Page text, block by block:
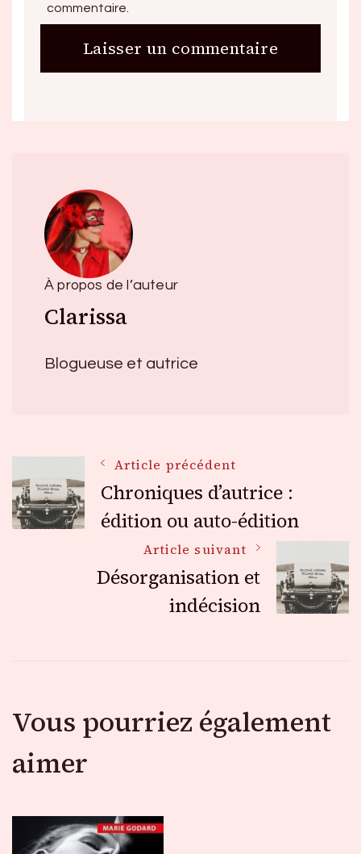
commentaire.
À propos de l’auteur
Clarissa
Blogueuse et autrice
Navigation
des
articles
Article précédent
Chroniques d’autrice :
édition ou auto-édition
Article suivant
Désorganisation et
indécision
Vous pourriez également
aimer